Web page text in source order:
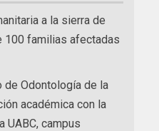
a la sierra de
100 familias afectadas
de Odontología de la
académica con la
UABC, campus